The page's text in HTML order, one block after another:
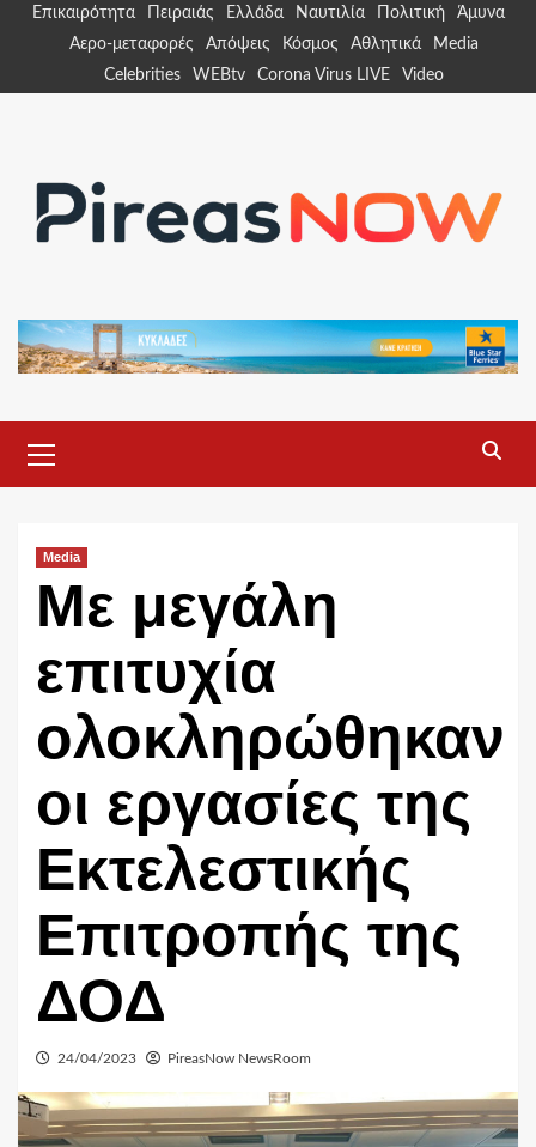
Επικαιρότητα Πειραιάς Ελλάδα Ναυτιλία Πολιτική
Άμυνα
Αερο-μεταφορές
Απόψεις Κόσμος Αθλητικά
Media
Celebrities
WEBtv Corona Virus LIVE Video
Menu
Media
Με μεγάλη
επιτυχία
ολοκληρώθηκαν
οι εργασίες της
Εκτελεστικής
Επιτροπής της
ΔΟΔ
24/04/2023 PireasNow NewsRoom